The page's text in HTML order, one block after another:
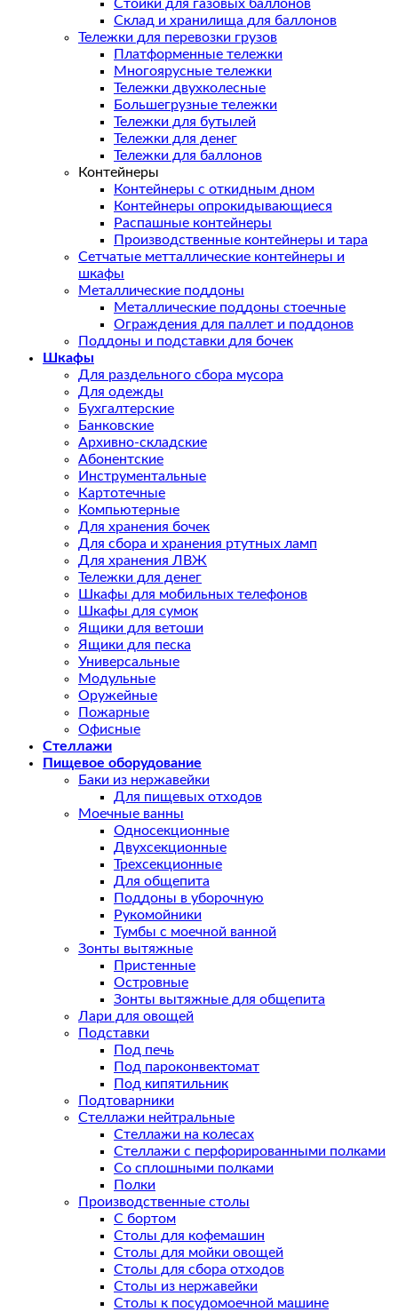
Стойки для газовых баллонов
Склад и хранилища для баллонов
Тележки для перевозки грузов
Платформенные тележки
Многоярусные тележки
Тележки двухколесные
Большегрузные тележки
Тележки для бутылей
Тележки для денег
Тележки для баллонов
Контейнеры
Контейнеры с откидным дном
Контейнеры опрокидывающиеся
Распашные контейнеры
Производственные контейнеры и тара
Сетчатые метталлические контейнеры и
шкафы
Металлические поддоны
Металлические поддоны стоечные
Ограждения для паллет и поддонов
Поддоны и подставки для бочек
Шкафы
Для раздельного сбора мусора
Для одежды
Бухгалтерские
Банковские
Архивно-складские
Абонентские
Инструментальные
Картотечные
Компьютерные
Для хранения бочек
Для сбора и хранения ртутных ламп
Для хранения ЛВЖ
Тележки для денег
Шкафы для мобильных телефонов
Шкафы для сумок
Ящики для ветоши
Ящики для песка
Универсальные
Модульные
Оружейные
Пожарные
Офисные
Стеллажи
Пищевое оборудование
Баки из нержавейки
Для пищевых отходов
Моечные ванны
Односекционные
Двухсекционные
Трехсекционные
Для общепита
Поддоны в уборочную
Рукомойники
Тумбы с моечной ванной
Зонты вытяжные
Пристенные
Островные
Зонты вытяжные для общепита
Лари для овощей
Подставки
Под печь
Под пароконвектомат
Под кипятильник
Подтоварники
Стеллажи нейтральные
Стеллажи на колесах
Стеллажи с перфорированными полками
Со сплошными полками
Полки
Производственные столы
С бортом
Столы для кофемашин
Столы для мойки овощей
Столы для сбора отходов
Столы из нержавейки
Столы к посудомоечной машине